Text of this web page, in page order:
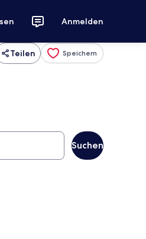
Anmelden
Teilen Speichern
Suchen